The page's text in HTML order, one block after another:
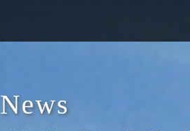
News